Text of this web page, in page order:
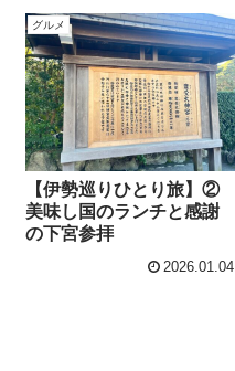
グルメ
【伊勢巡りひとり旅】②
美味し国のランチと感謝
の下宮参拝
2026.01.04